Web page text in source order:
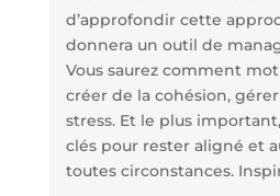
d’approfondir cette
donnera un outil de
Vous saurez comment
créer de la cohésion,
stress. Et le plus
clés pour rester aligné et
toutes circonstances.